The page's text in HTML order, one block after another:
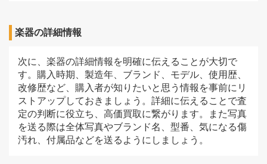
楽器の詳細情報
次に、楽器の詳細情報を明確に伝えることが大切で
す。購入時期、製造年、ブランド、モデル、使用歴、
改修歴など、購入者が知りたいと思う情報を事前にリ
ストアップしておきましょう。詳細に伝えることで査
定の判断に役立ち、高価買取に繋がります。また写真
を送る際は全体写真やブランド名、型番、気になる傷
汚れ、付属品などを送るようにしましょう。